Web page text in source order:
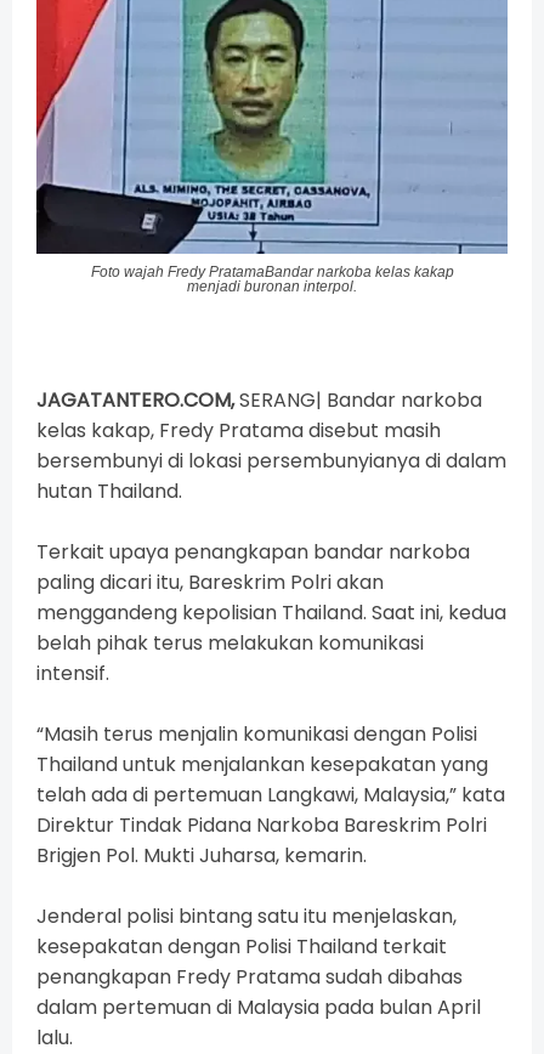
Foto wajah Fredy PratamaBandar narkoba kelas kakap
menjadi buronan interpol.
JAGATANTERO.COM,SERANG| Bandar narkoba
kelas kakap, Fredy Pratama disebut masih
bersembunyi di lokasi persembunyianya di dalam
hutan Thailand.
Terkait upaya penangkapan bandar narkoba
paling dicari itu, Bareskrim Polri akan
menggandeng kepolisian Thailand. Saat ini, kedua
belah pihak terus melakukan komunikasi
intensif.
“Masih terus menjalin komunikasi dengan Polisi
Thailand untuk menjalankan kesepakatan yang
telah ada di pertemuan Langkawi, Malaysia,” kata
Direktur Tindak Pidana Narkoba Bareskrim Polri
Brigjen Pol. Mukti Juharsa, kemarin.
Jenderal polisi bintang satu itu menjelaskan,
kesepakatan dengan Polisi Thailand terkait
penangkapan Fredy Pratama sudah dibahas
dalam pertemuan di Malaysia pada bulan April
lalu.